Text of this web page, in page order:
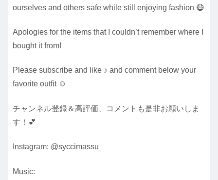
ourselves and others safe while still enjoying fashion 😷
Apologies for the items that I couldn’t remember where I
bought it from!
Please subscribe and like ♪ and comment below your
favorite outfit ☺︎
チャンネル登録＆高評価、コメントも是非お願いしま
す！💕
Instagram: @syccimassu
Music: